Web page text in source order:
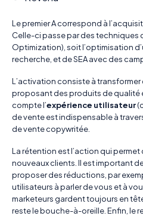
Le premier A correspond à
Celle-ci passe par des techniques
Optimization), soit l’optimisation
recherche, et de SEA avec des
L’activation consiste à transformer
proposant des produits de qualité
compte l’expérience utilisateur
de vente est indispensable à
de vente copywritée.
La rétention est l’action qui permet
nouveaux clients. Il est important
proposer des réductions, par
utilisateurs à parler de vous et à
marketeurs gardent toujours en
reste le bouche-à-oreille. Enfin, le